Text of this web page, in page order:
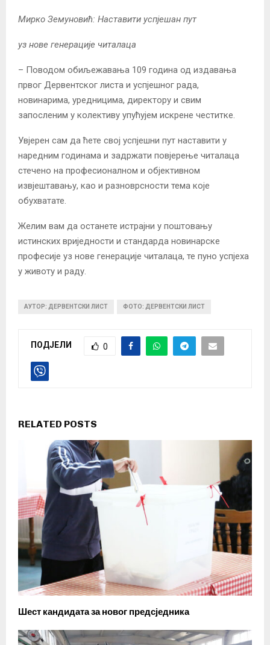
Мирко Земуновић: Наставити успјешан пут
уз нове генерације читалаца
– Поводом обиљежавања 109 година од издавања
првог Дервентског листа и успјешног рада,
новинарима, уредницима, директору и свим
запосленим у колективу упућујем искрене честитке.
Увјерен сам да ћете свој успјешни пут наставити у
наредним годинама и задржати повјерење читалаца
стечено на професионалном и објективном
извјештавању, као и разноврсности тема које
обухватате.
Желим вам да останете истрајни у поштовању
истинских вриједности и стандарда новинарске
професије уз нове генерације читалаца, те пуно успјеха
у животу и раду.
АУТОР: ДЕРВЕНТСКИ ЛИСТ ФОТО: ДЕРВЕНТСКИ ЛИСТ
ПОДЈЕЛИ 0
RELATED POSTS
Шест кандидата за новог предсједника